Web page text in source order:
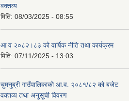
बक्तव्य
मिति: 08/03/2025 - 08:55
आ व २०८२।८३ को वार्षिक नीति तथा कार्यक्रम
मिति: 07/11/2025 - 13:03
चुमनुब्री गाउँपालिकाको आ.व. २०८१/८२ को बजेट
वक्तव्य तथा अनुसूची विवरण